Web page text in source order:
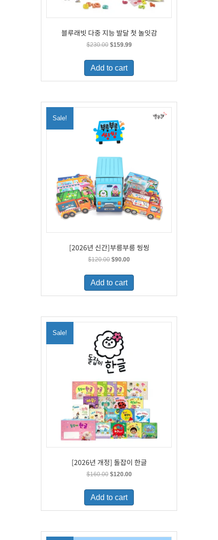
블루래빗 다중 지능 발달 첫 놀잇감
$230.00 Original
was:
$230.00.
$159.99Current
is:
Add to cart
Sale!
[2026년 신간]부릉부릉 씽씽
$120.00 Original
was:
$120.00.
$90.00Current
is:
Add to cart
Sale!
[2026년 개정] 돌잡이 한글
$160.00 Original
was:
$160.00.
$120.00Current
is:
Add to cart